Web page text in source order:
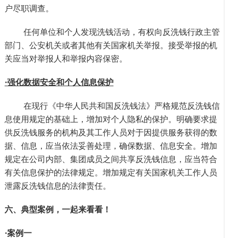
户尽职调查。
任何单位和个人发现洗钱活动，有权向反洗钱行政主管
部门、公安机关或者其他有关国家机关举报。接受举报的机
关应当对举报人和举报内容保密。
·强化数据安全和个人信息保护
在现行《中华人民共和国反洗钱法》严格规范反洗钱信
息使用规定的基础上，增加对个人隐私的保护。明确要求提
供反洗钱服务的机构及其工作人员对于因提供服务获得的数
据、信息，应当依法妥善处理，确保数据、信息安全。增加
规定在公司内部、集团成员之间共享反洗钱信息，应当符合
有关信息保护的法律规定。增加规定有关国家机关工作人员
泄露反洗钱信息的法律责任。
六、典型案例，一起来看看！
·案例一